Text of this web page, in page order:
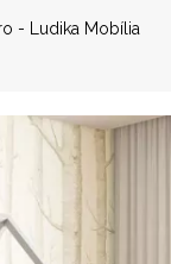
- Ludika Mobília